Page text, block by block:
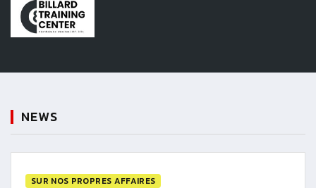
NEWS
SUR NOS PROPRES AFFAIRES